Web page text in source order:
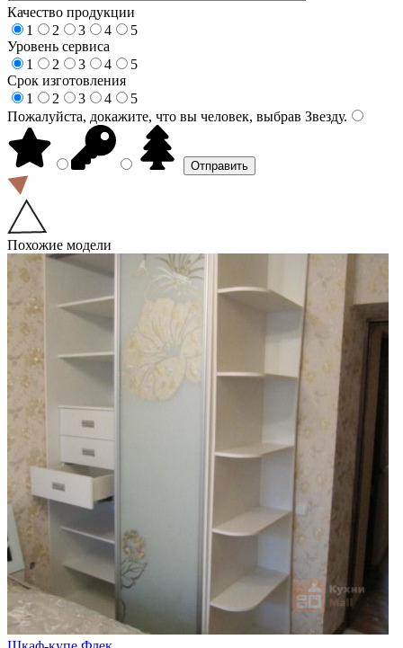
Качество продукции
1
2 3 4
5
Уровень сервиса
1
2 3 4
5
Срок изготовления
1
2 3 4
5
Пожалуйста, докажите, что вы человек, выбрав Звезду.
Похожие модели